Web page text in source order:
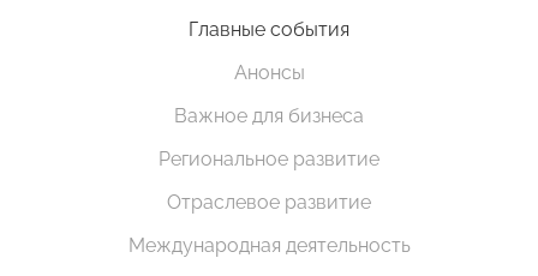
Главные события
Анонсы
Важное для бизнеса
Региональное развитие
Отраслевое развитие
Международная деятельность